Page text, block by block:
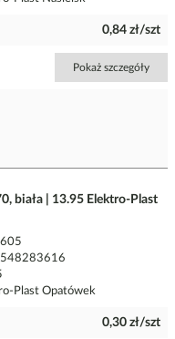
0,84 zł/szt
Pokaż szczegóły
biała | 13.95 Elektro-Plast
Plast Opatówek
0,30 zł/szt